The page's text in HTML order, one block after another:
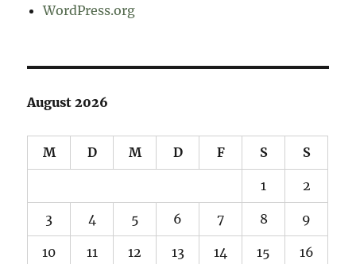
WordPress.org
August 2026
M D M D F S S
1 2
3 4 5 6 7 8 9
10 11 12 13 14 15 16